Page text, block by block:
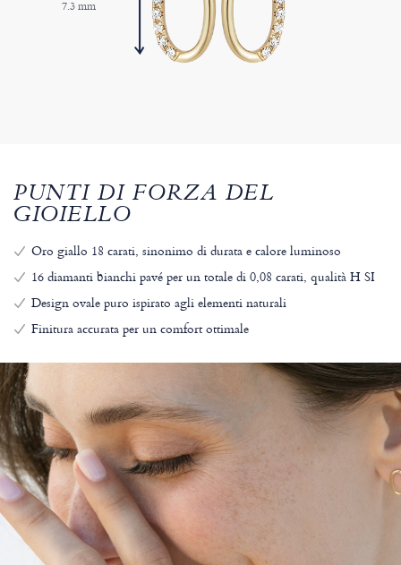
7.3 mm
PUNTI DI FORZA DEL
GIOIELLO
Oro giallo 18 carati, sinonimo di durata e calore luminoso
16 diamanti bianchi pavé per un totale di 0,08 carati, qualità H SI
Design ovale puro ispirato agli elementi naturali
Finitura accurata per un comfort ottimale